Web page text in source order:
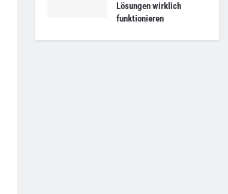
Lösungen wirklich
funktionieren